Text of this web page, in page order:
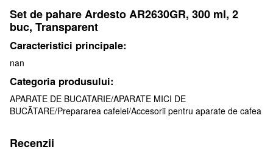
Set de pahare Ardesto AR2630GR, 300 ml, 2
buc, Transparent
Caracteristici principale:
nan
Categoria produsului:
APARATE DE BUCATARIE/APARATE MICI DE
BUCĂTARE/Prepararea cafelei/Accesorii pentru aparate de cafea
Recenzii